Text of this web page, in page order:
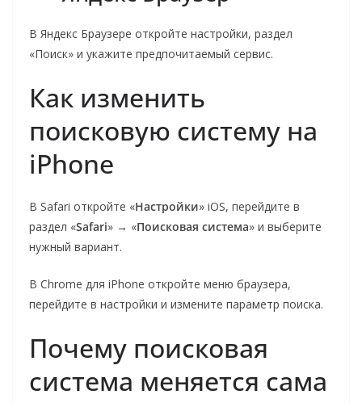
В Яндекс Браузере откройте настройки, раздел
«Поиск» и укажите предпочитаемый сервис.
Как изменить
поисковую систему на
iPhone
В Safari откройте «Настройки» iOS, перейдите в
раздел «Safari» → «Поисковая система» и выберите
нужный вариант.
В Chrome для iPhone откройте меню браузера,
перейдите в настройки и измените параметр поиска.
Почему поисковая
система меняется сама